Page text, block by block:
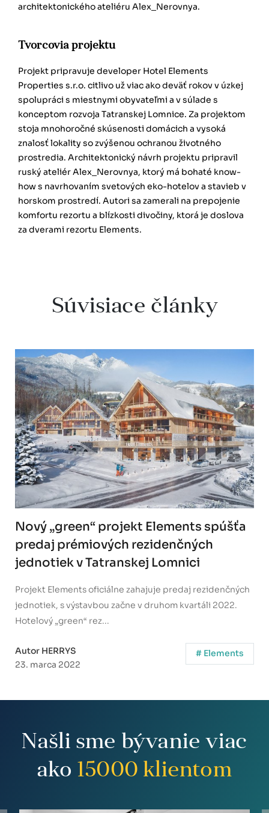
architektonického ateliéru Alex_Nerovnya.
Tvorcovia projektu
Projekt pripravuje developer Hotel Elements
Properties s.r.o. citlivo už viac ako deväť rokov v úzkej
spolupráci s miestnymi obyvateľmi a v súlade s
konceptom rozvoja Tatranskej Lomnice. Za projektom
stoja mnohoročné skúsenosti domácich a vysoká
znalosť lokality so zvýšenou ochranou životného
prostredia. Architektonický návrh projektu pripravil
ruský ateliér Alex_Nerovnya, ktorý má bohaté know-
how s navrhovaním svetových eko-hotelov a stavieb v
horskom prostredí. Autori sa zamerali na prepojenie
komfortu rezortu a blízkosti divočiny, ktorá je doslova
za dverami rezortu Elements.
Súvisiace články
Nový „green“ projekt Elements spúšťa
predaj prémiových rezidenčných
jednotiek v Tatranskej Lomnici
Projekt Elements oficiálne zahajuje predaj rezidenčných
jednotiek, s výstavbou začne v druhom kvartáli 2022.
Hotelový „green“ rez...
Autor HERRYS
23. marca 2022
# Elements
Našli sme bývanie viac
ako 15000 klientom